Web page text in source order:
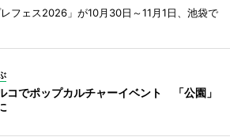
レフェス2026」が10月30日～11月1日、池袋で
コでポップカルチャーイベント 「公園」